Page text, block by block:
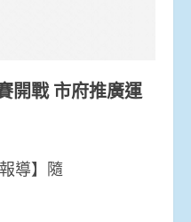
開戰 市府推廣運
導】隨